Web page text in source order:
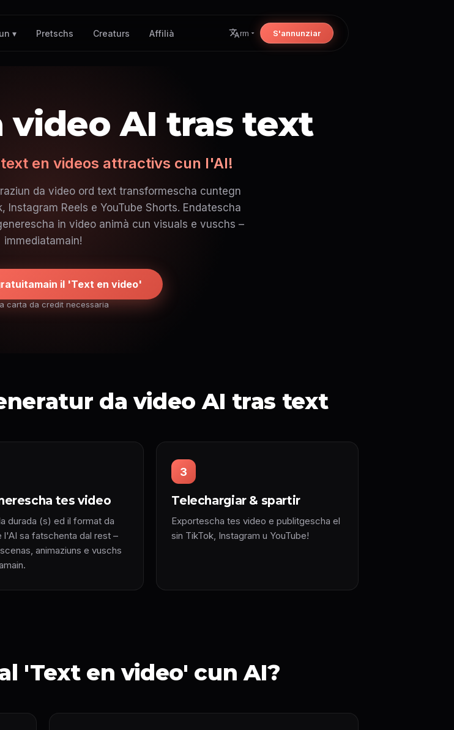
▾ Pretschs Creaturs Affilià rm S'annunziar
video AI tras text
en videos attractivs cun l'AI!
da video ord text transformescha cuntegn
Reels e YouTube Shorts. Endatescha
in video animà cun visuals e vuschs –
immediatamain!
il 'Text en video'
carta da credit necessaria
da video AI tras text
tes video
durada (s) ed il format da
sa fatschenta dal rest –
animaziuns e vuschs
3
Telechargiar & spartir
Exportescha tes video e publitgescha el
sin TikTok, Instagram u YouTube!
'Text en video' cun AI?